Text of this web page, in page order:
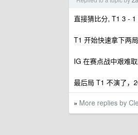
直接猜比分, T1 3 - 1
T1 开始快速拿下两
IG 在赛点战中艰难
最后局 T1 不演了，
» More replies by